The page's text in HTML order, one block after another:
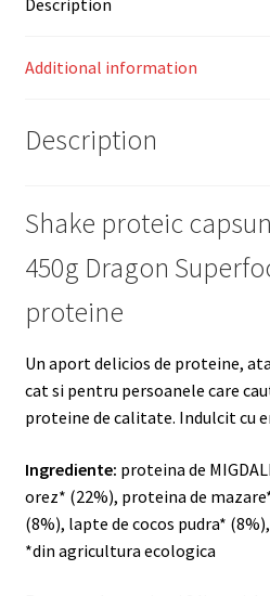
Additional information
Description
Shake proteic
450g Dragon
proteine
Un aport delicios de proteine,
cat si pentru persoanele care
proteine de calitate. Indulcit cu
Ingrediente: proteina de
orez* (22%), proteina de
(8%), lapte de cocos pudra*
*din agricultura ecologica